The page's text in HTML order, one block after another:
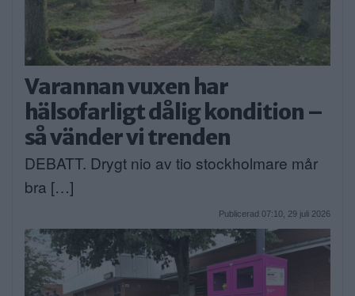
Varannan vuxen har
hälsofarligt dålig kondition –
så vänder vi trenden
DEBATT. Drygt nio av tio stockholmare mår
bra […]
Publicerad 07:10, 29 juli 2026